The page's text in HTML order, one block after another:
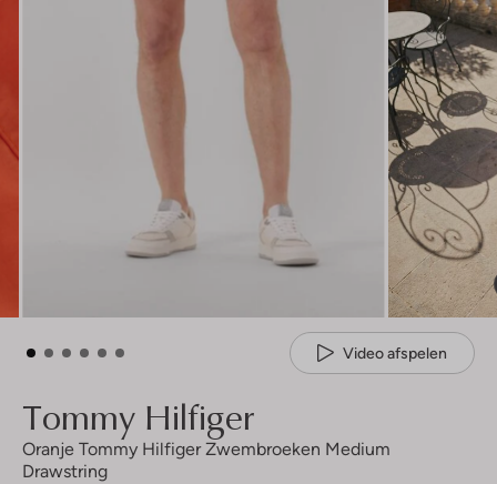
Video afspelen
Tommy Hilfiger
Oranje Tommy Hilfiger Zwembroeken Medium
Drawstring